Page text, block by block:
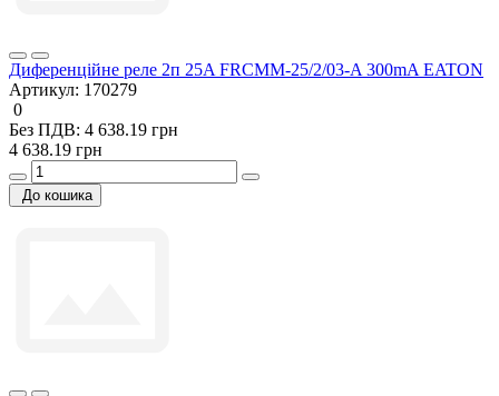
Диференційне реле 2п 25A FRCMM-25/2/03-A 300mA EATON
Артикул: 170279
0
Без ПДВ: 4 638.19 грн
4 638.19 грн
До кошика